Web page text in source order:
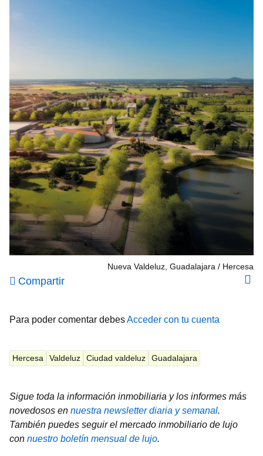
Nueva Valdeluz, Guadalajara Hercesa
Compartir
Para poder comentar debesAcceder con tu cuenta
Hercesa Valdeluz Ciudad valdeluz Guadalajara
Sigue toda la información inmobiliaria y los informes más
novedosos en nuestra newsletter diaria y semanal.
También puedes seguir el mercado inmobiliario de lujo
con nuestro boletín mensual de lujo.